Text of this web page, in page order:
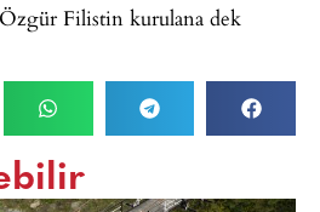
Filistin kurulana dek